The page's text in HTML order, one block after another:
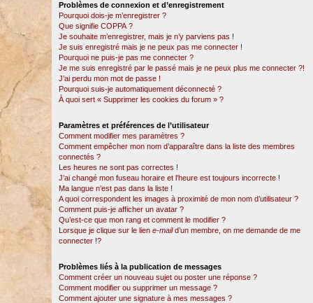
Problèmes de connexion et d’enregistrement
Pourquoi dois-je m’enregistrer ?
Que signifie COPPA ?
Je souhaite m’enregistrer, mais je n’y parviens pas !
Je suis enregistré mais je ne peux pas me connecter !
Pourquoi ne puis-je pas me connecter ?
Je me suis enregistré par le passé mais je ne peux plus me connecter ?!
J’ai perdu mon mot de passe !
Pourquoi suis-je automatiquement déconnecté ?
À quoi sert « Supprimer les cookies du forum » ?
Paramètres et préférences de l’utilisateur
Comment modifier mes paramètres ?
Comment empêcher mon nom d’apparaître dans la liste des membres
connectés ?
Les heures ne sont pas correctes !
J’ai changé mon fuseau horaire et l’heure est toujours incorrecte !
Ma langue n’est pas dans la liste !
A quoi correspondent les images à proximité de mon nom d’utilisateur ?
Comment puis-je afficher un avatar ?
Qu’est-ce que mon rang et comment le modifier ?
Lorsque je clique sur le lien e-maild’un membre, on me demande de me
connecter !?
Problèmes liés à la publication de messages
Comment créer un nouveau sujet ou poster une réponse ?
Comment modifier ou supprimer un message ?
Comment ajouter une signature à mes messages ?